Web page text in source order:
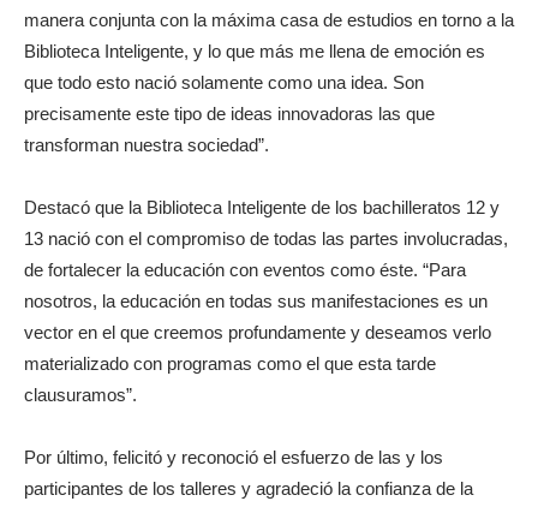
manera conjunta con la máxima casa de estudios en torno a la
Biblioteca Inteligente, y lo que más me llena de emoción es
que todo esto nació solamente como una idea. Son
precisamente este tipo de ideas innovadoras las que
transforman nuestra sociedad”.
Destacó que la Biblioteca Inteligente de los bachilleratos 12 y
13 nació con el compromiso de todas las partes involucradas,
de fortalecer la educación con eventos como éste. “Para
nosotros, la educación en todas sus manifestaciones es un
vector en el que creemos profundamente y deseamos verlo
materializado con programas como el que esta tarde
clausuramos”.
Por último, felicitó y reconoció el esfuerzo de las y los
participantes de los talleres y agradeció la confianza de la